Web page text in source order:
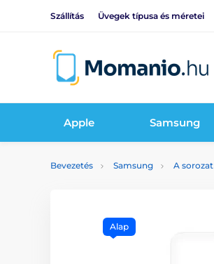
Szállítás Üvegek típusa és méretei
Apple Samsung
Bevezetés Samsung A sorozat
Alap